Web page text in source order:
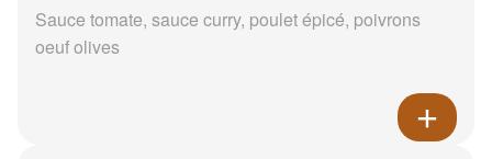
Sauce tomate, sauce curry, poulet épicé, poivrons
oeuf olives